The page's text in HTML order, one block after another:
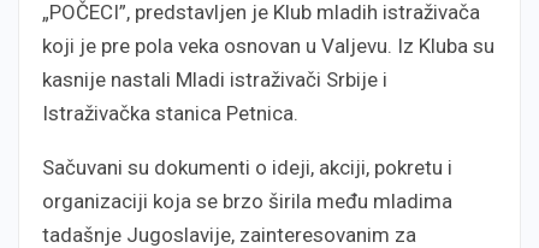
„POČECI”, predstavljen je Klub mladih istraživača
koji je pre pola veka osnovan u Valjevu. Iz Kluba su
kasnije nastali Mladi istraživači Srbije i
Istraživačka stanica Petnica.
Sačuvani su dokumenti o ideji, akciji, pokretu i
organizaciji koja se brzo širila među mladima
tadašnje Jugoslavije, zainteresovanim za